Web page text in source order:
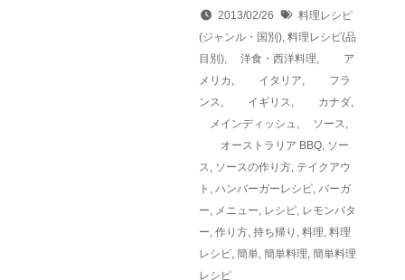
2013/02/26
料理レシピ
(ジャンル・国別), 料理レシピ(品
目別), 洋食・西洋料理,
ア
メリカ , イタリア,
フラ
ンス, イギリス, カナダ,
メインディッシュ , ソース,
オーストラリア BBQ, ソー
ス, ソースの作り方, テイクアウ
ト , ハンバーガーレシピ, バーガ
ー, メニュー, レシピ, レモンバタ
ー, 作り方, 持ち帰り , 料理, 料理
レシピ, 簡単, 簡単料理, 簡単料理
レシピ